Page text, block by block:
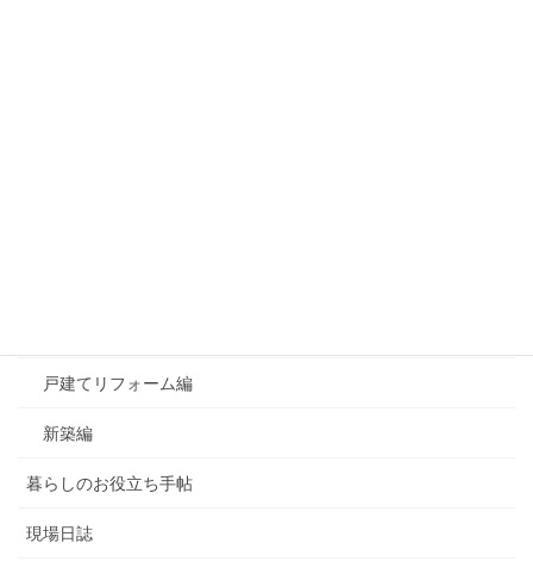
戸建てリフォーム編
新築編
暮らしのお役立ち手帖
現場日誌